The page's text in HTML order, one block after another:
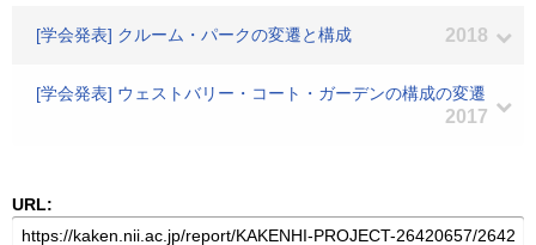
[学会発表] クルーム・パークの変遷と構成 2018
[学会発表] ウェストバリー・コート・ガーデンの構成の変遷
2017
URL: